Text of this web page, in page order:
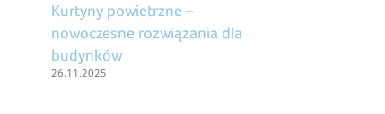
Kurtyny powietrzne –
nowoczesne rozwiązania dla
budynków
26.11.2025